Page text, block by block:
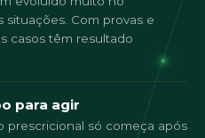
Com provas e
casos têm resultado
para agir
prescricional só começa após